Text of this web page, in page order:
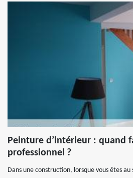
Peinture d’intérieur : quand
professionnel ?
Dans une construction, lorsque vous êtes